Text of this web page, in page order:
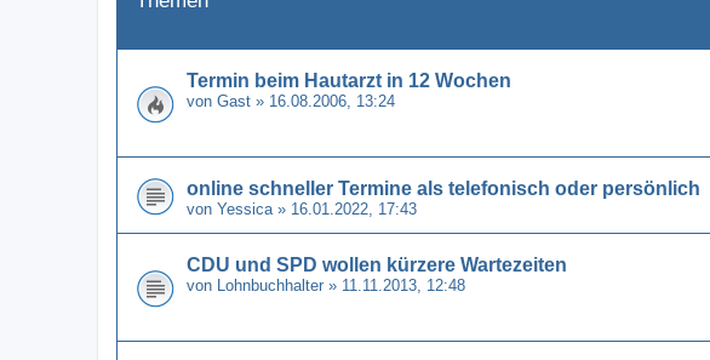
Termin beim Hautarzt in 12 Wochen
von Gast » 16.08.2006, 13:24
online schneller Termine als telefonisch oder persönlich
von Yessica » 16.01.2022, 17:43
CDU und SPD wollen kürzere Wartezeiten
von Lohnbuchhalter » 11.11.2013, 12:48